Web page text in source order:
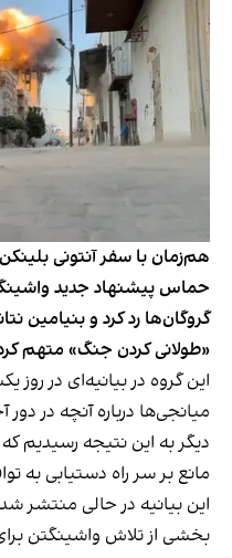
هم‌زمان با سفر آنتونی
حماس پیشنهاد جدید
گروگان‌ها رد کرد و بنیامین
«طولانی کردن جنگ» متهم
این گروه در بیانیه‌ای در روز
میانجی‌ها درباره آنچه در دور
دیگر به این نتیجه رسیدیم
مانع بر سر راه دستیابی به
این بیانیه در حالی منتشر
بخشی از تلاش‌ واشینگتن